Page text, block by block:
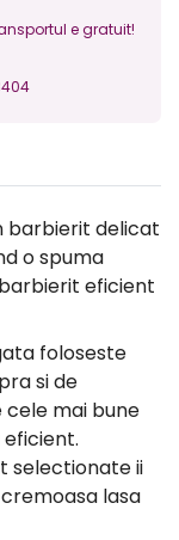
e gratuit!
barbierit delicat
o spuma
eficient
foloseste
si de
cele mai bune
selectionate ii
lasa